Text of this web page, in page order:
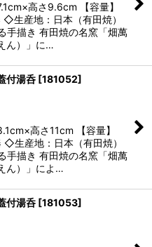
高さ9.6cm 【容量】
生産地：日本（有田焼）
手描き 有田焼の名窯「畑萬
ん）」に…
付湯呑 [181052]
高さ11cm 【容量】
生産地：日本（有田焼）
手描き 有田焼の名窯「畑萬
ん）」によ…
付湯呑 [181053]